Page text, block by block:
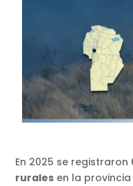
En 2025 se registraron
rurales en la